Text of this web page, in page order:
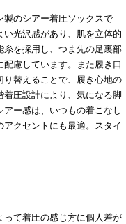
製のシアー着圧ソックスで
光沢感があり、肌を立体的
糸を採用し、つま先の足裏部
慮しています。また履き口
り替えることで、履き心地の
圧設計により、気になる脚
ー感は、いつもの着こなし
クセントにも最適。スタイ
て着圧の感じ方に個人差が